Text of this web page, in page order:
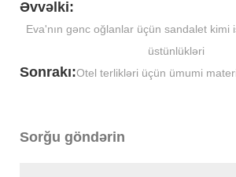
Əvvəlki:
Eva'nın gənc oğlanlar üçün sandalet kimi
üstünlükləri
Sonrakı:Otel terlikləri üçün ümumi
Sorğu göndərin